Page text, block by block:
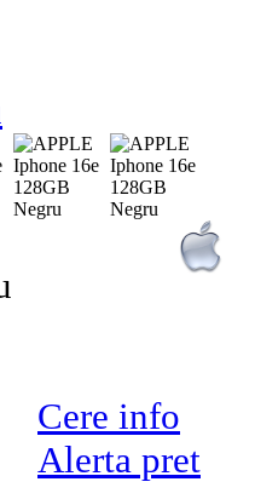
Cere info
Alerta pret